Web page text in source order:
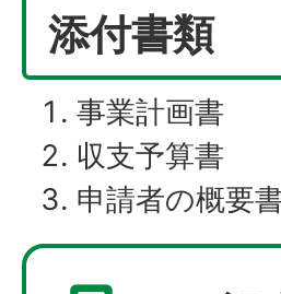
添付書類
事業計画書
収支予算書
申請者の概要